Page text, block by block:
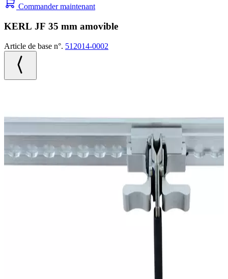
Commander maintenant
KERL JF 35 mm amovible
Article de base n°. 512014-0002